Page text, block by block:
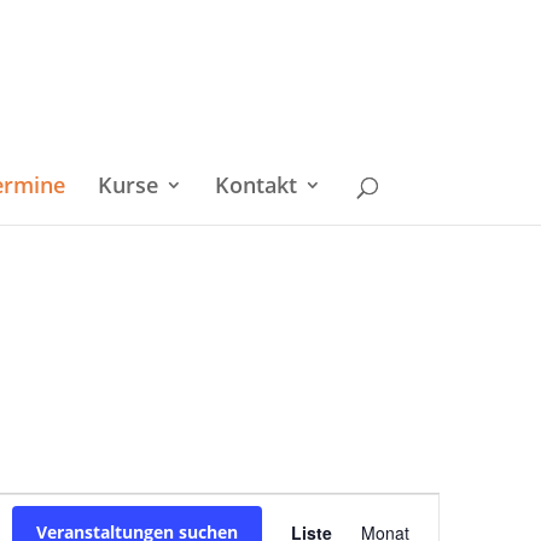
Kurse Kontakt
Veranstaltungen suchen Liste Monat